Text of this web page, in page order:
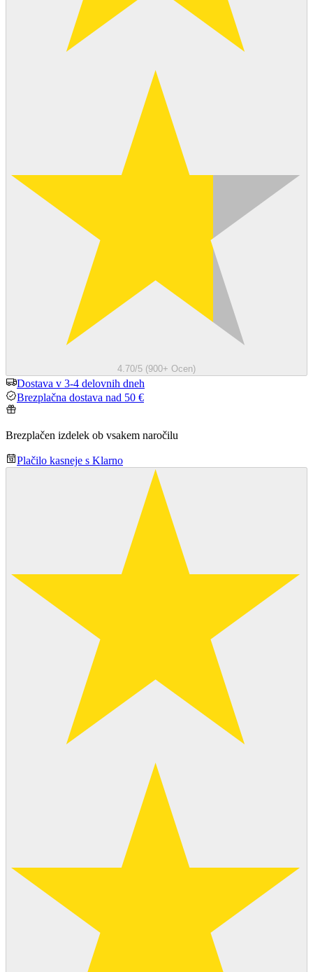
4.70/5 (900+ Ocen)
Dostava v 3-4 delovnih dneh
Brezplačna dostava nad 50 €
Brezplačen izdelek ob vsakem naročilu
Plačilo kasneje s Klarno